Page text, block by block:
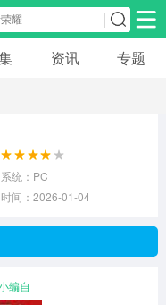
安卓游戏
资讯 专题
系统：PC
时间：2026-01-04
编自